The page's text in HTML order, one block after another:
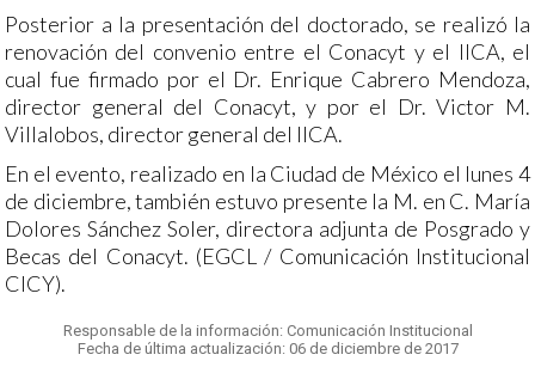
Posterior a la presentación del doctorado, se realizó la
renovación del convenio entre el Conacyt y el IICA, el
cual fue firmado por el Dr. Enrique Cabrero Mendoza,
director general del Conacyt, y por el Dr. Victor M.
Villalobos, director general del IICA.
En el evento, realizado en la Ciudad de México el lunes 4
de diciembre, también estuvo presente la M. en C. María
Dolores Sánchez Soler, directora adjunta de Posgrado y
Becas del Conacyt. (EGCL / Comunicación Institucional
CICY).
Responsable de la información: Comunicación Institucional
Fecha de última actualización: 06 de diciembre de 2017